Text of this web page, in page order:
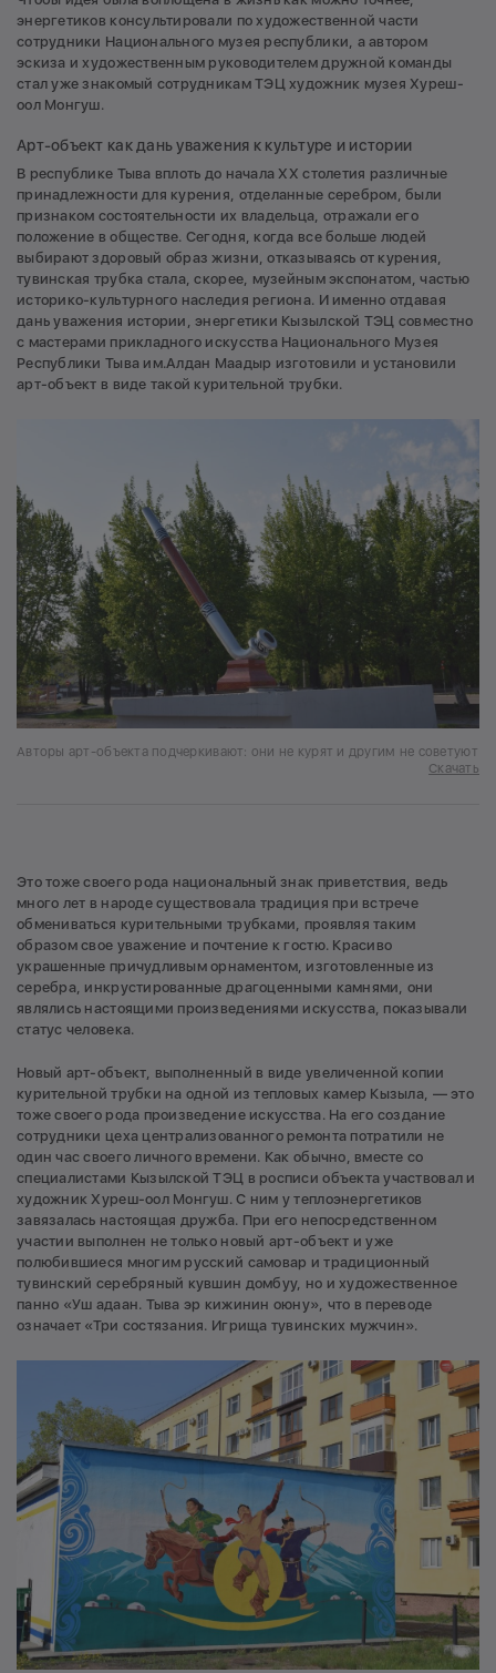
энергетиков консультировали по художественной части
сотрудники Национального музея республики, а автором
эскиза и художественным руководителем дружной команды
стал уже знакомый сотрудникам ТЭЦ художник музея Хуреш-
оол Монгуш.
Арт-объект как дань уважения к культуре и истории
В республике Тыва вплоть до начала ХХ столетия различные
принадлежности для курения, отделанные серебром, были
признаком состоятельности их владельца, отражали его
положение в обществе. Сегодня, когда все больше людей
выбирают здоровый образ жизни, отказываясь от курения,
тувинская трубка стала, скорее, музейным экспонатом, частью
историко-культурного наследия региона. И именно отдавая
дань уважения истории, энергетики Кызылской ТЭЦ совместно
с мастерами прикладного искусства Национального Музея
Республики Тыва им.Алдан Маадыр изготовили и установили
арт-объект в виде такой курительной трубки.
Авторы арт-объекта подчеркивают: они не курят и другим не советуют
Скачать
Это тоже своего рода национальный знак приветствия, ведь
много лет в народе существовала традиция при встрече
обмениваться курительными трубками, проявляя таким
образом свое уважение и почтение к гостю. Красиво
украшенные причудливым орнаментом, изготовленные из
серебра, инкрустированные драгоценными камнями, они
являлись настоящими произведениями искусства, показывали
статус человека.
Новый арт-объект, выполненный в виде увеличенной копии
курительной трубки на одной из тепловых камер Кызыла, — это
тоже своего рода произведение искусства. На его создание
сотрудники цеха централизованного ремонта потратили не
один час своего личного времени. Как обычно, вместе со
специалистами Кызылской ТЭЦ в росписи объекта участвовал и
художник Хуреш-оол Монгуш. С ним у теплоэнергетиков
завязалась настоящая дружба. При его непосредственном
участии выполнен не только новый арт-объект и уже
полюбившиеся многим русский самовар и традиционный
тувинский серебряный кувшин домбуу, но и художественное
панно «Уш адаан. Тыва эр кижинин оюну», что в переводе
означает «Три состязания. Игрища тувинских мужчин».